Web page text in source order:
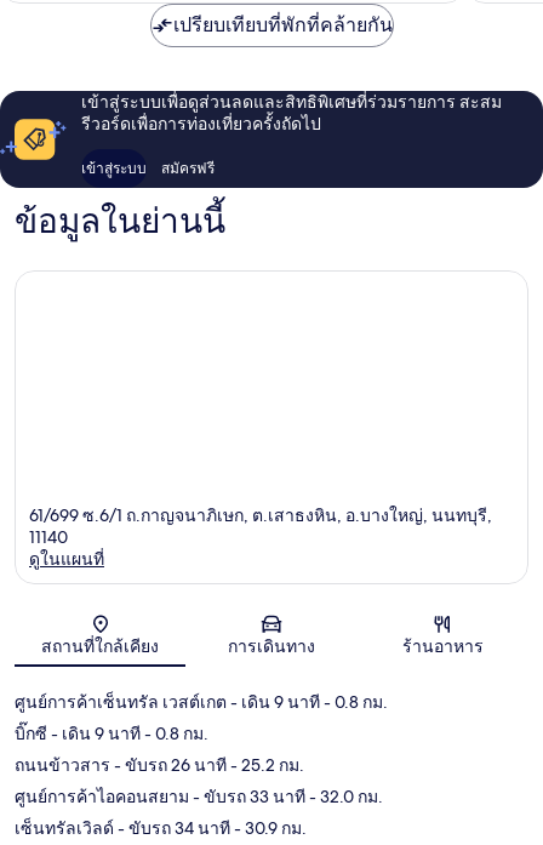
เปรียบเทียบที่พักที่คล้ายกัน
เข้าสู่ระบบเพื่อดูส่วนลดและสิทธิพิเศษที่ร่วมรายการ สะสม
รีวอร์ดเพื่อการท่องเที่ยวครั้งถัดไป
เข้าสู่ระบบ สมัครฟรี
ข้อมูลในย่านนี้
แผนที่
61/699 ซ.6/1 ถ.กาญจนาภิเษก, ต.เสาธงหิน, อ.บางใหญ่, นนทบุรี,
11140
ดูในแผนที่
สถานที่ใกล้เคียง การเดินทาง ร้านอาหาร
ศูนย์การค้าเซ็นทรัล เวสต์เกต - เดิน 9 นาที- 0.8 กม.
บิ๊กซี - เดิน 9 นาที- 0.8 กม.
ถนนข้าวสาร - ขับรถ 26 นาที- 25.2 กม.
ศูนย์การค้าไอคอนสยาม - ขับรถ 33 นาที- 32.0 กม.
เซ็นทรัลเวิลด์ - ขับรถ 34 นาที- 30.9 กม.